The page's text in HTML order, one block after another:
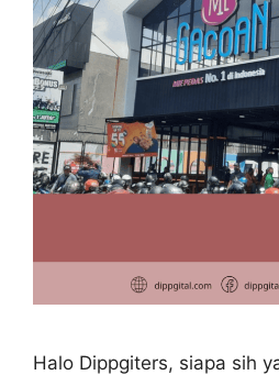
Halo Dippgiters, siapa sih